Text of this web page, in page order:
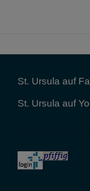
St. Ursula auf
St. Ursula auf